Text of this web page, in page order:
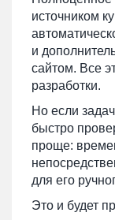
источником
и
сайтом. Все
разработки.
Но если
быстро
проще:
для его
Это и будет